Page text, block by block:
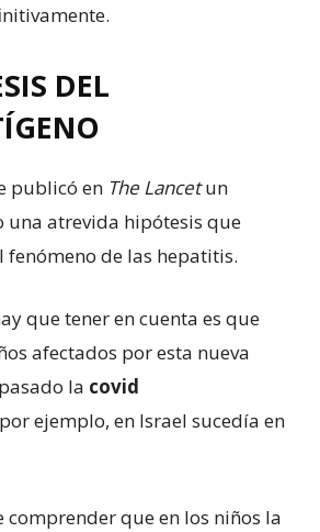
DEL
publicó en The Lancetun
atrevida hipótesis que
de las hepatitis.
que tener en cuenta es que
afectados por esta nueva
la covid
ejemplo, en Israel sucedía en
comprender que en los niños la